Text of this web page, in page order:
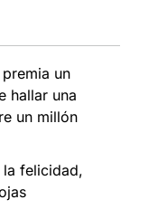
un
hallar una
un millón
la felicidad,